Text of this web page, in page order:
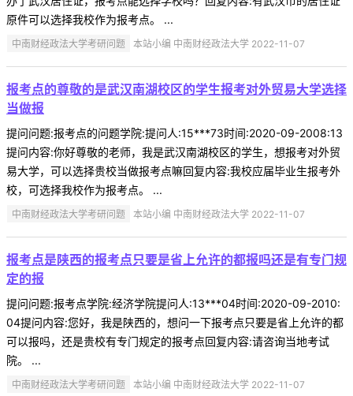
原件可以选择我校作为报考点。 ...
中南财经政法大学考研问题 本站小编 中南财经政法大学 2022-11-07
报考点的尊敬的是武汉南湖校区的学生报考对外贸易大学选择
当做报
提问问题:报考点的问题学院:提问人:15***73时间:2020-09-2008:13
提问内容:你好尊敬的老师，我是武汉南湖校区的学生，想报考对外贸
易大学，可以选择贵校当做报考点嘛回复内容:我校应届毕业生报考外
校，可选择我校作为报考点。 ...
中南财经政法大学考研问题 本站小编 中南财经政法大学 2022-11-07
报考点是陕西的报考点只要是省上允许的都报吗还是有专门规
定的报
提问问题:报考点学院:经济学院提问人:13***04时间:2020-09-2010:
04提问内容:您好，我是陕西的，想问一下报考点只要是省上允许的都
可以报吗，还是贵校有专门规定的报考点回复内容:请咨询当地考试
院。 ...
中南财经政法大学考研问题 本站小编 中南财经政法大学 2022-11-07